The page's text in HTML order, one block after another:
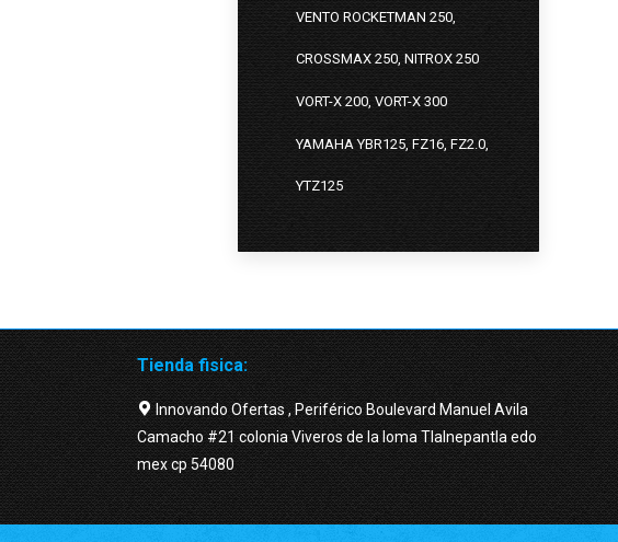
VENTO ROCKETMAN 250,
CROSSMAX 250, NITROX 250
VORT-X 200, VORT-X 300
YAMAHA YBR125, FZ16, FZ2.0,
YTZ125
Tienda fisica:
Innovando Ofertas , Periférico Boulevard Manuel Avila
Camacho #21 colonia Viveros de la loma Tlalnepantla edo
mex cp 54080